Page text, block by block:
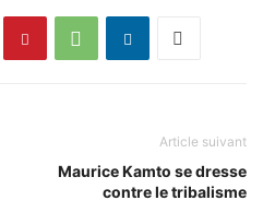
Article suivant
Maurice Kamto se dresse
contre le tribalisme